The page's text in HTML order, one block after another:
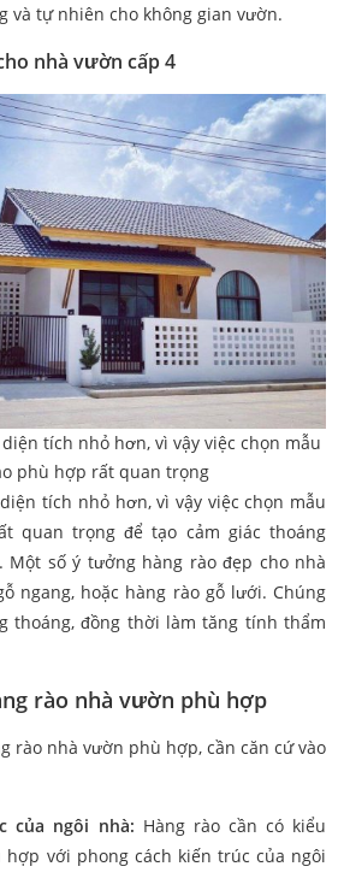
và tự nhiên cho không gian vườn.
nhà vườn cấp 4
tích nhỏ hơn, vì vậy việc chọn mẫu
phù hợp rất quan trọng
tích nhỏ hơn, vì vậy việc chọn mẫu
quan trọng để tạo cảm giác thoáng
Một số ý tưởng hàng rào đẹp cho nhà
ngang, hoặc hàng rào gỗ lưới. Chúng
thoáng, đồng thời làm tăng tính thẩm
rào nhà vườn phù hợp
rào nhà vườn phù hợp, cần căn cứ vào
của ngôi nhà: Hàng rào cần có kiểu
hợp với phong cách kiến trúc của ngôi